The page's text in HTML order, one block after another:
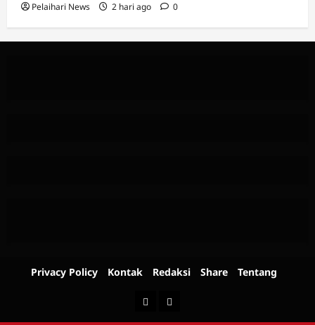
Pelaihari News 2 hari ago 0
Privacy Policy Kontak Redaksi Share Tentang
Berita Advertorial